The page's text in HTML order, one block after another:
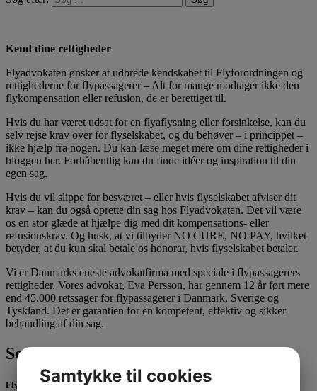
Kend dine rettigheder
Flyadvokaten ønsker at udbrede kendskabet til Flyforordningen og
rettighederne for flypassagerer – Alt for mange modtager ikke den
flykompensation eller refusion, de er berettiget til.
Hvis du har været udsat for en flyaflysning eller forsinkelse, kan du
selv rejse krav over for flyselskabet, og du behøver – i princippet –
ikke hjælp fra nogen. Du kan læse meget mere om dine rettigheder i
bloggen her. Forhåbentlig kan du finde idéer og inspiration til din
egen sag.
Hvis du vil slippe for besværet – eller hvis flyselskabet afviser dit
krav – kan du også oprette din sag hos Flyadvokaten. Det vil være
os en stor glæde at hjælpe dig med dit kompensations- eller
refusionskrav. Og husk, at vi tilbyder NO CURE, NO PAY, hvilket
betyder, at du kun skal betale os honorar, hvis flyselskabet betaler.
Vi er Danmarks eneste advokatfirma med speciale i flypassagerers
rettigheder. Vores advokat, Eva Persson, har gennem 12 år ført mere
end 45.000 retssager for flypassagerer i Danmark, Sverige og
Tyskland. Det er garantien for en kompetent, effektiv og sikker
behandling af din sag.
Seneste 3 indlæg
Flykompensation ved forsinkelse pga. droner over lufthavnen?
Samtykke til cookies